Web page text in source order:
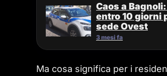
Caos a
entro 10 giorni
sede Ovest
3 mesi fa
Ma cosa significa per i